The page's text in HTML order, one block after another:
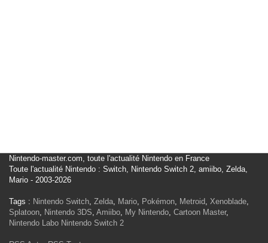
Nintendo-master.com, toute l'actualité Nintendo en France
Toute l'actualité Nintendo : Switch, Nintendo Switch 2, amiibo, Zelda,
Mario - 2003-2026
Tags : Nintendo Switch, Zelda, Mario, Pokémon, Metroid, Xenoblade,
Splatoon, Nintendo 3DS, Amiibo, My Nintendo, Cartoon Master,
Nintendo Labo Nintendo Switch 2